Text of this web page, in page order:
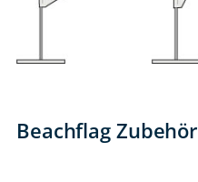
Beachflag Zubehör